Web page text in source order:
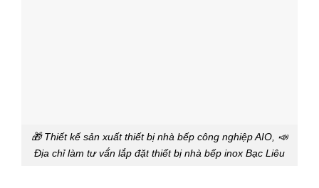
🎁 Thiết kế sản xuất thiết bị nhà bếp công nghiệp AIO, 📣
Địa chỉ làm tư vấ́n lắp đặt thiết bị nhà bếp inox Bạc Liêu